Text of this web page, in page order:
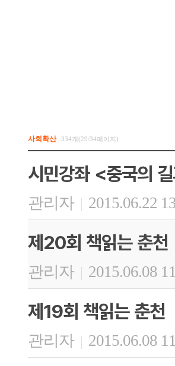
사회확산 334개(29/34페이지)
시민강좌 <중국의
관리자 | 2015.06.22
제20회 책읽는 춘천
관리자 | 2015.06.08
제19회 책읽는 춘천
관리자 | 2015.06.08